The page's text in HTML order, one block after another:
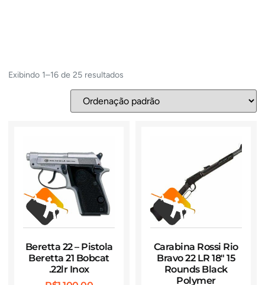
Exibindo 1–16 de 25 resultados
Beretta 22 – Pistola
Beretta 21 Bobcat
.22lr Inox
Carabina Rossi Rio
Bravo 22 LR 18″ 15
Rounds Black
Polymer